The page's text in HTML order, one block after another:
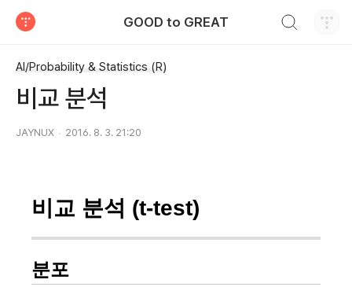
GOOD to GREAT
AI/Probability & Statistics (R)
비교 분석
JAYNUX 2016. 8. 3. 21:20
비교 분석 (t-test)
분포